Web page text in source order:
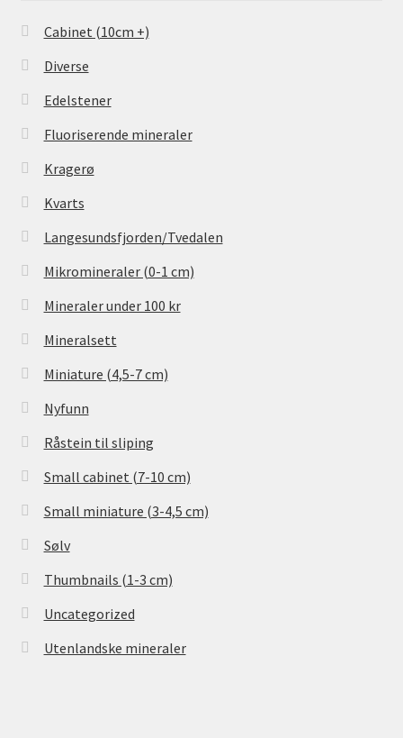
Cabinet (10cm +)
Diverse
Edelstener
Fluoriserende mineraler
Kragerø
Kvarts
Langesundsfjorden/Tvedalen
Mikromineraler (0-1 cm)
Mineraler under 100 kr
Mineralsett
Miniature (4,5-7 cm)
Nyfunn
Råstein til sliping
Small cabinet (7-10 cm)
Small miniature (3-4,5 cm)
Sølv
Thumbnails (1-3 cm)
Uncategorized
Utenlandske mineraler